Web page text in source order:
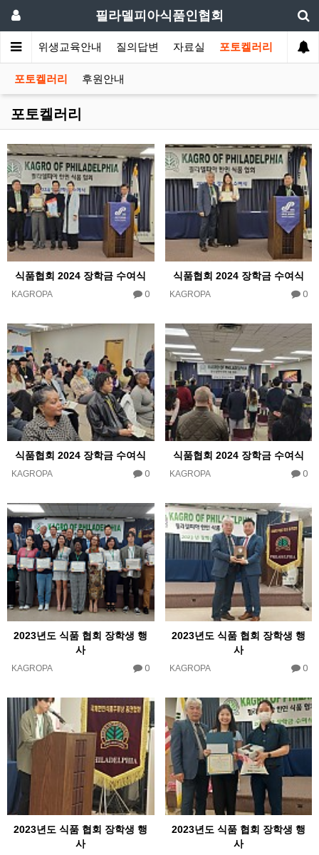
필라델피아식품인협회
식 위생교육안내 질의답변 자료실 포토켈러리
포토켈러리 후원안내
포토켈러리
식품협회 2024 장학금 수여식
KAGROPA 0
식품협회 2024 장학금 수여식
KAGROPA 0
식품협회 2024 장학금 수여식
KAGROPA 0
식품협회 2024 장학금 수여식
KAGROPA 0
2023년도 식품 협회 장학생 행
사
KAGROPA 0
2023년도 식품 협회 장학생 행
사
KAGROPA 0
2023년도 식품 협회 장학생 행
사
2023년도 식품 협회 장학생 행
사